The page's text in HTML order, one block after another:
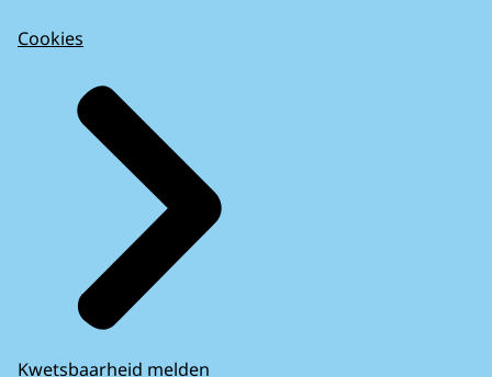
Cookies
Kwetsbaarheid melden